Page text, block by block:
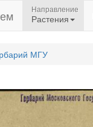
Направление
Растения
МГУ